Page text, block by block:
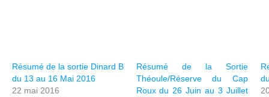
Résumé de la sortie Dinard B
du 13 au 16 Mai 2016
22 mai 2016
Résumé de la Sortie
Théoule/Réserve du Cap
Roux du 26 Juin au 3 Juillet